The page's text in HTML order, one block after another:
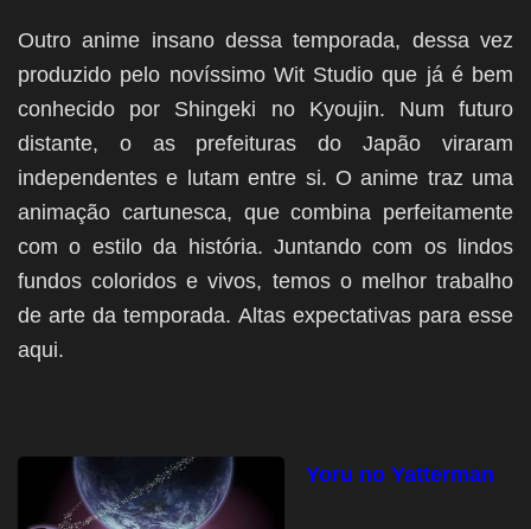
Outro anime insano dessa temporada, dessa vez
produzido pelo novíssimo Wit Studio que já é bem
conhecido por Shingeki no Kyoujin. Num futuro
distante, o as prefeituras do Japão viraram
independentes e lutam entre si. O anime traz uma
animação cartunesca, que combina perfeitamente
com o estilo da história. Juntando com os lindos
fundos coloridos e vivos, temos o melhor trabalho
de arte da temporada. Altas expectativas para esse
aqui.
Yoru no Yatterman